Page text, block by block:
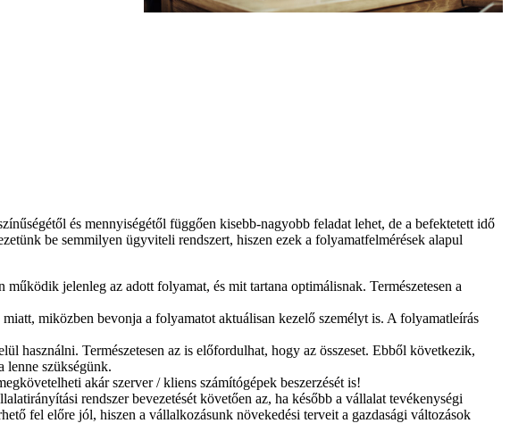
és mennyiségétől függően kisebb-nagyobb feladat lehet, de a befektetett idő
be semmilyen ügyviteli rendszert, hiszen ezek a folyamatfelmérések alapul
jelenleg az adott folyamat, és mit tartana optimálisnak. Természetesen a
miközben bevonja a folyamatot aktuálisan kezelő személyt is. A folyamatleírás
használni. Természetesen az is előfordulhat, hogy az összeset. Ebből következik,
lenne szükségünk.
akár szerver / kliens számítógépek beszerzését is!
rendszer bevezetését követően az, ha később a vállalat tevékenységi
fel előre jól, hiszen a vállalkozásunk növekedési terveit a gazdasági változások